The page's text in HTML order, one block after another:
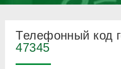
Телефонный код
47345